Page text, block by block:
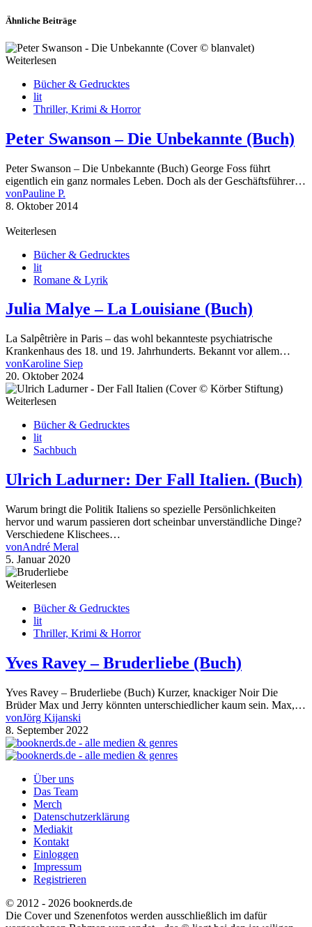
Ähnliche Beiträge
Weiterlesen
Bücher & Gedrucktes
lit
Thriller, Krimi & Horror
Peter Swanson – Die Unbekannte (Buch)
Peter Swanson – Die Unbekannte (Buch) George Foss führt
eigentlich ein ganz normales Leben. Doch als der Geschäftsführer…
vonPauline P.
8. Oktober 2014
Weiterlesen
Bücher & Gedrucktes
lit
Romane & Lyrik
Julia Malye – La Louisiane (Buch)
La Salpêtrière in Paris – das wohl bekannteste psychiatrische
Krankenhaus des 18. und 19. Jahrhunderts. Bekannt vor allem…
vonKaroline Siep
20. Oktober 2024
Weiterlesen
Bücher & Gedrucktes
lit
Sachbuch
Ulrich Ladurner: Der Fall Italien. (Buch)
Warum bringt die Politik Italiens so spezielle Persönlichkeiten
hervor und warum passieren dort scheinbar unverständliche Dinge?
Verschiedene Klischees…
vonAndré Meral
5. Januar 2020
Weiterlesen
Bücher & Gedrucktes
lit
Thriller, Krimi & Horror
Yves Ravey – Bruderliebe (Buch)
Yves Ravey – Bruderliebe (Buch) Kurzer, knackiger Noir Die
Brüder Max und Jerry könnten unterschiedlicher kaum sein. Max,…
vonJörg Kijanski
8. September 2022
Über uns
Das Team
Merch
Datenschutzerklärung
Mediakit
Kontakt
Einloggen
Impressum
Registrieren
© 2012 - 2026 booknerds.de
Die Cover und Szenenfotos werden ausschließlich im dafür